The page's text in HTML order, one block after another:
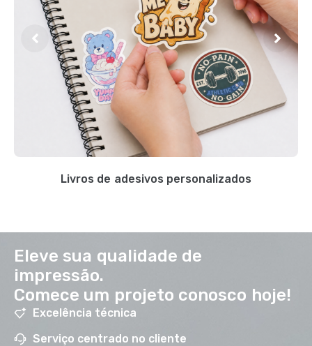
Livros de adesivos personalizados
Eleve sua qualidade de
impressão.
Comece um projeto conosco hoje!
Excelência técnica
Serviço centrado no cliente